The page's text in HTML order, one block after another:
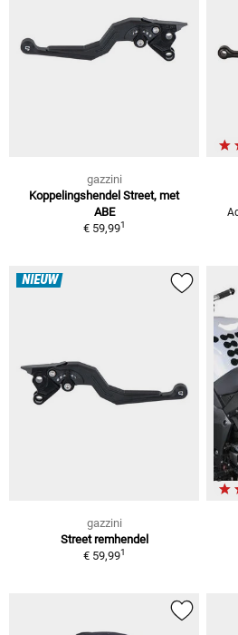
gazzini
Koppelingshendel Street, met
ABE
€ 59,991
NIEUW
gazzini
Street remhendel
€ 59,991